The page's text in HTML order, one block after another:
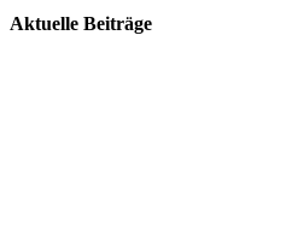
Aktuelle Beiträge